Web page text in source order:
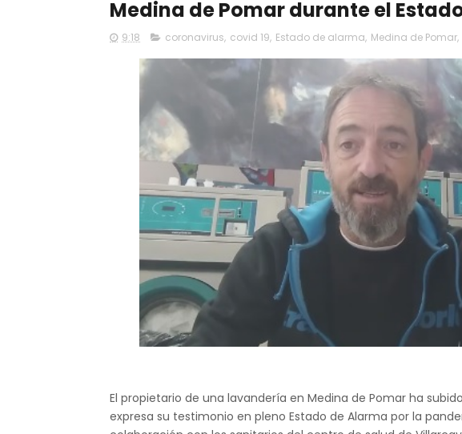
Medina de Pomar durante el
9:18 coronavirus, covid 19, Estado de alarma, Medina de Pomar,
El propietario de una lavandería en Medina de Pomar ha
expresa su testimonio en pleno Estado de Alarma por la